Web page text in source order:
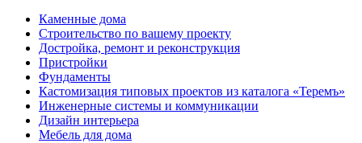
Каменные дома
Строительство по вашему проекту
Достройка, ремонт и реконструкция
Пристройки
Фундаменты
Кастомизация типовых проектов из каталога «Теремъ»
Инженерные системы и коммуникации
Дизайн интерьера
Мебель для дома